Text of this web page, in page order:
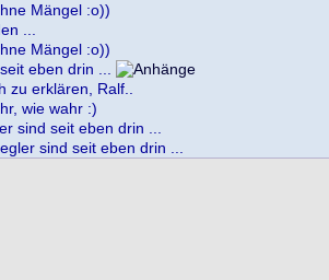
Mängel :o))
...
Mängel :o))
eben drin ...
zu erklären, Ralf..
wie wahr :)
sind seit eben drin ...
sind seit eben drin ...